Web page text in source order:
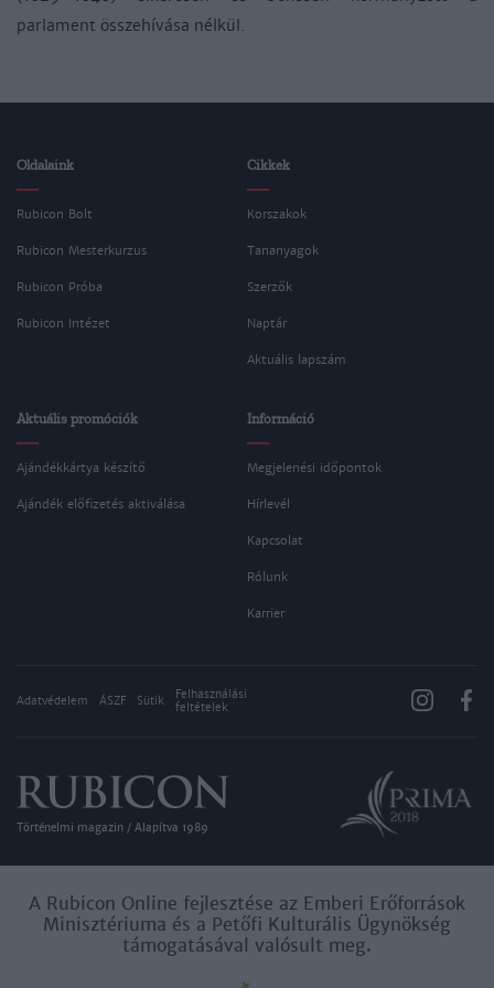
parlament összehívása nélkül.
Oldalaink
Rubicon Bolt
Rubicon Mesterkurzus
Rubicon Próba
Rubicon Intézet
Cikkek
Korszakok
Tananyagok
Szerzők
Naptár
Aktuális lapszám
Aktuális promóciók
Ajándékkártya készítő
Ajándék előfizetés aktiválása
Információ
Megjelenési időpontok
Hírlevél
Kapcsolat
Rólunk
Karrier
Adatvédelem ÁSZF Sütik
Felhasználási
feltételek
Történelmi magazin / Alapítva 1989
A Rubicon Online fejlesztése az Emberi Erőforrások
Minisztériuma és a Petőfi Kulturális Ügynökség
támogatásával valósult meg.